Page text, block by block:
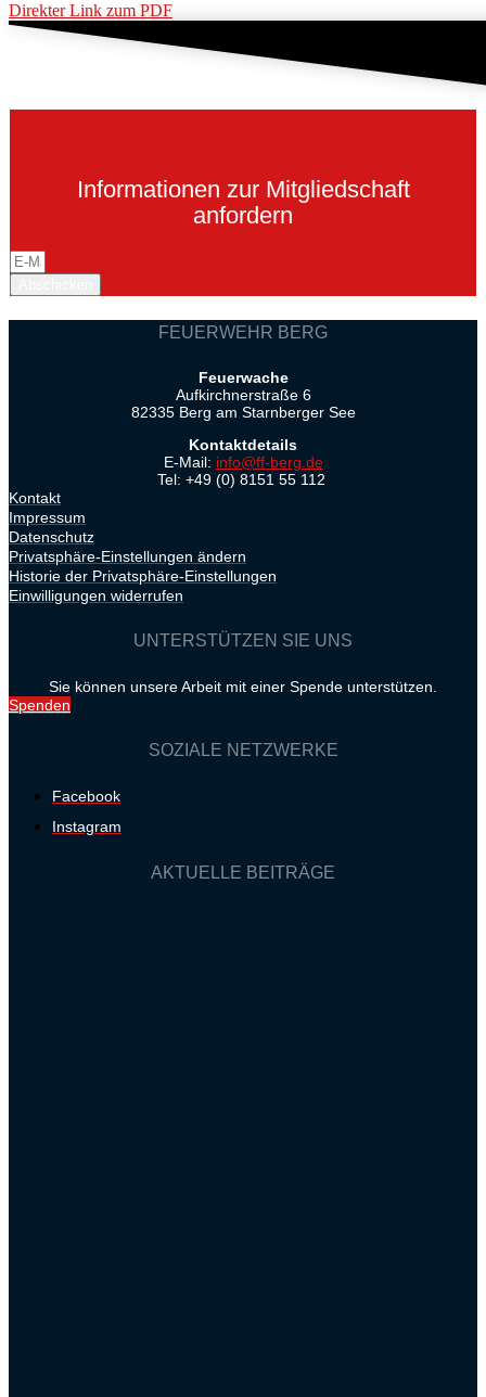
Direkter Link zum PDF
Informationen zur Mitgliedschaft
anfordern
FEUERWEHR BERG
Feuerwache
Aufkirchnerstraße 6
82335 Berg am Starnberger See
Kontaktdetails
E-Mail: info@ff-berg.de
Tel: +49 (0) 8151 55 112
Kontakt
Impressum
Datenschutz
Privatsphäre-Einstellungen ändern
Historie der Privatsphäre-Einstellungen
Einwilligungen widerrufen
UNTERSTÜTZEN SIE UNS
Sie können unsere Arbeit mit einer Spende unterstützen.
Spenden
SOZIALE NETZWERKE
Facebook
Instagram
AKTUELLE BEITRÄGE